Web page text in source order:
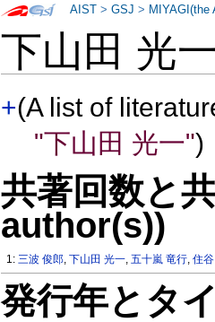
下山田 光
+(A list of
"下山田 光一")
共著回数と
author(s))
1:三波 俊郎,下山田 光一,五十嵐 竜行,住
発行年とタ
AIST >GSJ > MIYAGI(the